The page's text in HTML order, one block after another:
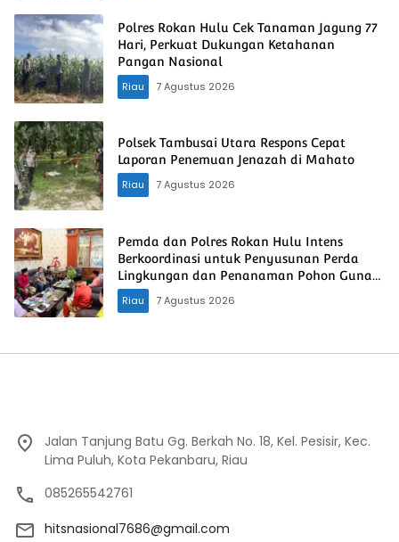
Polres Rokan Hulu Cek Tanaman Jagung 77
Hari, Perkuat Dukungan Ketahanan
Pangan Nasional
Riau
7 Agustus 2026
Polsek Tambusai Utara Respons Cepat
Laporan Penemuan Jenazah di Mahato
Riau
7 Agustus 2026
Pemda dan Polres Rokan Hulu Intens
Berkoordinasi untuk Penyusunan Perda
Lingkungan dan Penanaman Pohon Guna
Mendukung Program Green Policing
Riau 7 Agustus 2026
Jalan Tanjung Batu Gg. Berkah No. 18, Kel. Pesisir, Kec.
Lima Puluh, Kota Pekanbaru, Riau
085265542761
hitsnasional7686@gmail.com